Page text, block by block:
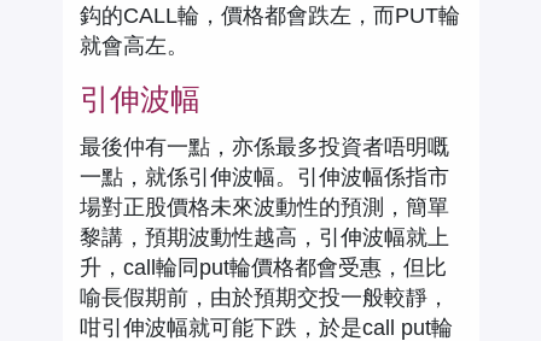
鈎的CALL輪，價格都會跌左，而PUT輪
就會高左。
引伸波幅
最後仲有一點，亦係最多投資者唔明嘅
一點，就係引伸波幅。引伸波幅係指市
場對正股價格未來波動性的預測，簡單
黎講，預期波動性越高，引伸波幅就上
升，call輪同put輪價格都會受惠，但比
喻長假期前，由於預期交投一般較靜，
咁引伸波幅就可能下跌，於是call put輪